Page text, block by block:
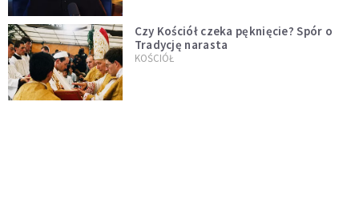
Czy Kościół czeka pęknięcie? Spór o
Tradycję narasta
KOŚCIÓŁ